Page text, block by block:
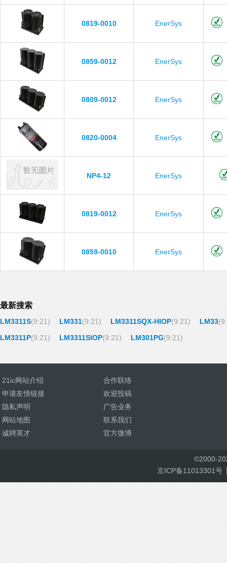
0819-0010 EnerSys
0859-0012 EnerSys
0809-0012 EnerSys
0820-0004 EnerSys
NP4-12 EnerSys
0819-0012 EnerSys
0859-0010 EnerSys
最新搜索
LM3311S(9:21) LM331(9:21) LM3311SQX-HIOP(9:21) LM33
LM3311P(9:21) LM3311SIOP(9:21) LM301PG(9:21)
21ic网站介绍
合作联络
申请友情链接
欢迎投稿
隐私声明
广告业务
网站地图
联系我们
诚聘英才
官方微博
©2000-
京ICP备11013301号